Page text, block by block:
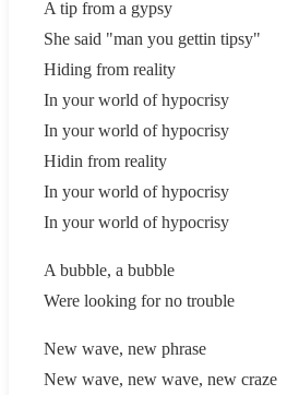
A tip from a gypsy
She said "man you gettin tipsy"
Hiding from reality
In your world of hypocrisy
In your world of hypocrisy
Hidin from reality
In your world of hypocrisy
In your world of hypocrisy
A bubble, a bubble
Were looking for no trouble
New wave, new phrase
New wave, new wave, new craze